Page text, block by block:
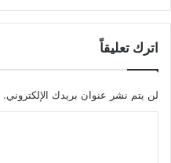
اترك تعليقاً
لن يتم نشر عنوان بريدك الإلكتروني.